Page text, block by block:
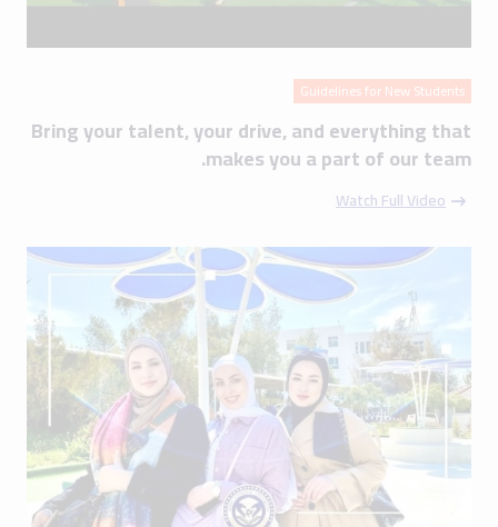
Guidelines for New Students
Bring your talent, your drive, and everything that
makes you a part of our team.
Watch Full Video